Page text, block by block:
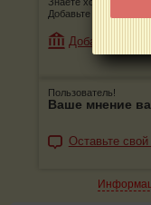
Добавьте его,
Добавить
Пользователь!
Ваше мнение
Оставьте